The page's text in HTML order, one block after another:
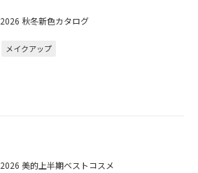
2026 秋冬新色カタログ
メイクアップ
2026 美的上半期ベストコスメ